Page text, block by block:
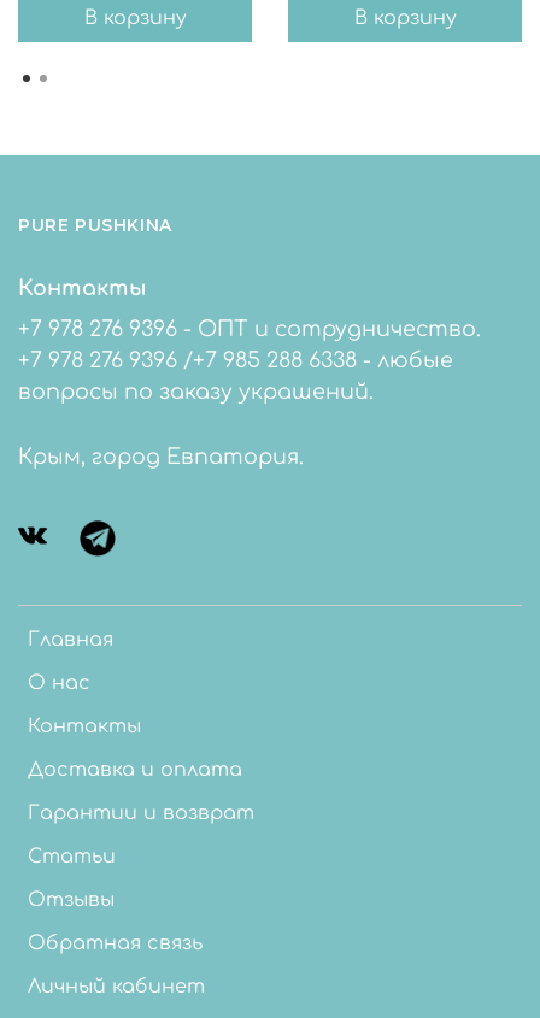
В корзину В корзину
PURE PUSHKINA
Главная
О нас
Контакты
Доставка и оплата
Гарантии и возврат
Статьи
Отзывы
Обратная связь
Личный кабинет
Контакты
+7 978 276 9396 - ОПТ и сотрудничество.
+7 978 276 9396 /+7 985 288 6338 - любые
вопросы по заказу украшений.
Крым, город Евпатория.